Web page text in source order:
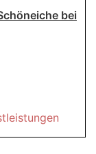
bei